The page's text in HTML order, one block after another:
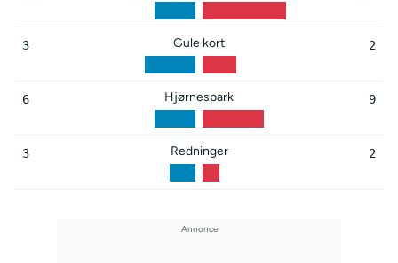
3 Gule kort 2
6 Hjørnespark 9
3 Redninger 2